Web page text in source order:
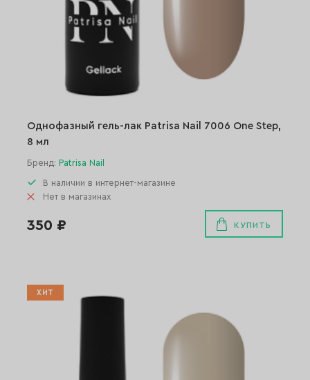
Однофазный гель-лак Patrisa Nail 7006 One Step,
8 мл
Бренд: Patrisa Nail
В наличии в интернет-магазине
Нет в магазинах
350 ₽ КУПИТЬ
ХИТ